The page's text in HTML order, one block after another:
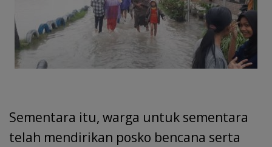
Sementara itu, warga untuk sementara
telah mendirikan posko bencana serta